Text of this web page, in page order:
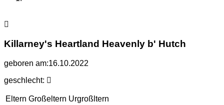
Killarney's Heartland Heavenly b' Hutch
geboren am:16.10.2022
geschlecht:
Eltern Großeltern Urgroßltern